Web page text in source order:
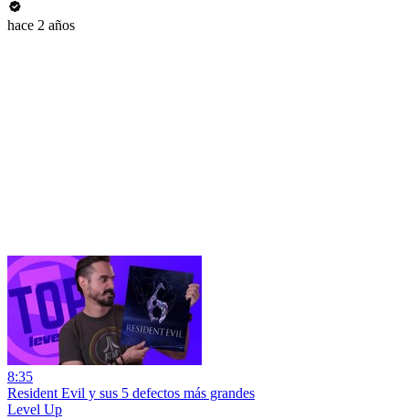
hace 2 años
8:35
Resident Evil y sus 5 defectos más grandes
Level Up